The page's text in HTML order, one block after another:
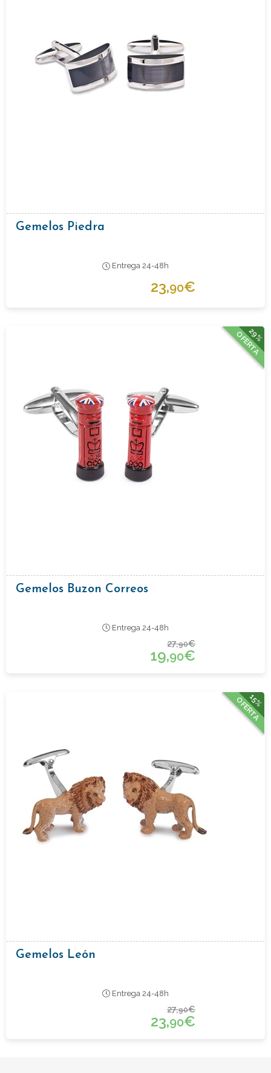
Gemelos Piedra
Entrega 24-48h
23,90€
29%
OFERTA
Gemelos Buzon Correos
Entrega 24-48h
27,90€
19,90€
15%
OFERTA
Gemelos León
Entrega 24-48h
27,90€
23,90€